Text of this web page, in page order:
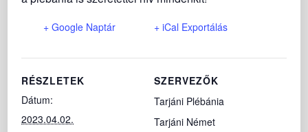
+ Google Naptár + iCal Exportálás
RÉSZLETEK
Dátum:
2023.04.02.
SZERVEZŐK
Tarjáni Plébánia
Tarjáni Német